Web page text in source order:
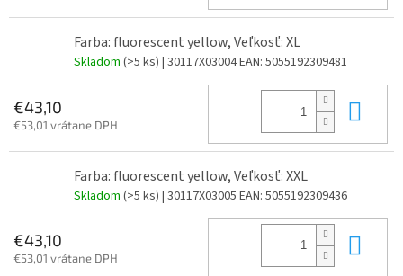
Farba: fluorescent yellow, Veľkosť: XL
Skladom (>5 ks) | 30117X03004EAN: 5055192309481
€43,10
€53,01 vrátane DPH
Farba: fluorescent yellow, Veľkosť: XXL
Skladom (>5 ks) | 30117X03005 EAN: 5055192309436
€43,10
€53,01 vrátane DPH